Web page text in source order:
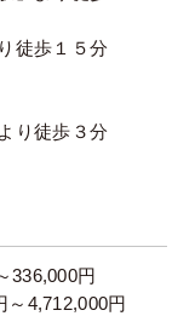
徒歩１５分
り徒歩３分
336,000円
～4,712,000円